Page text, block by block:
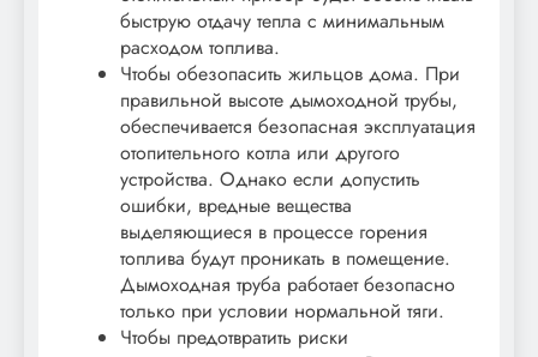
быструю отдачу тепла с минимальным
расходом топлива.
Чтобы обезопасить жильцов дома. При
правильной высоте дымоходной трубы,
обеспечивается безопасная эксплуатация
отопительного котла или другого
устройства. Однако если допустить
ошибки, вредные вещества
выделяющиеся в процессе горения
топлива будут проникать в помещение.
Дымоходная труба работает безопасно
только при условии нормальной тяги.
Чтобы предотвратить риски